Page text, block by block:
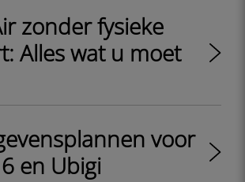
zonder fysieke
Alles wat u moet
voor
en Ubigi